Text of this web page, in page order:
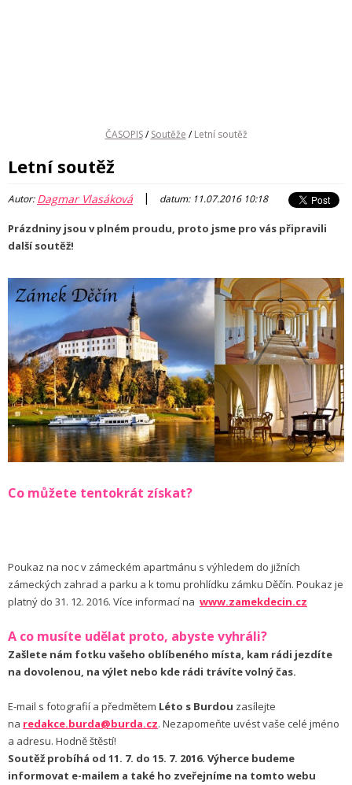
ČASOPIS / Soutěže / Letní soutěž
Letní soutěž
Autor:Dagmar Vlasáková | datum: 11.07.2016 10:18
Prázdniny jsou v plném proudu, proto jsme pro vás připravili
další soutěž!
Co můžete tentokrát získat?
Poukaz na noc v zámeckém apartmánu s výhledem do jižních
zámeckých zahrad a parku a k tomu prohlídku zámku Děčín. Poukaz je
platný do 31. 12. 2016. Více informací na www.zamekdecin.cz
A co musíte udělat proto, abyste vyhráli?
Zašlete nám fotku vašeho oblíbeného místa, kam rádi jezdíte
na dovolenou, na výlet nebo kde rádi trávíte volný čas.
E-mail s fotografií a předmětem Léto s Burdou zasílejte
na redakce.burda@burda.cz. Nezapomeňte uvést vaše celé jméno
a adresu. Hodně štěstí!
Soutěž probíhá od 11. 7. do 15. 7. 2016. Výherce budeme
informovat e-mailem a také ho zveřejníme na tomto webu